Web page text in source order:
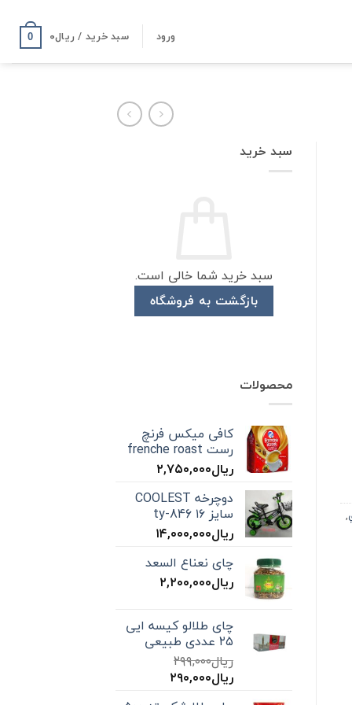
ورود سبد خرید / ریال۰ 0
,
سبد خرید
سبد خرید شما خالی است.
بازگشت به فروشگاه
محصولات
کافی میکس فرنچ
رست frenche roast
ریال۲,۷۵۰,۰۰۰
دوچرخه COOLEST
سایز ۱۶ ty-846
ریال۱۴,۰۰۰,۰۰۰
چای نعناع السعد
ریال۲,۲۰۰,۰۰۰
چای طلالو کیسه ایی
۲۵ عددی طبیعی
ریال۲۹۹,۰۰۰
قیمت
ریال۲۹۰,۰۰۰